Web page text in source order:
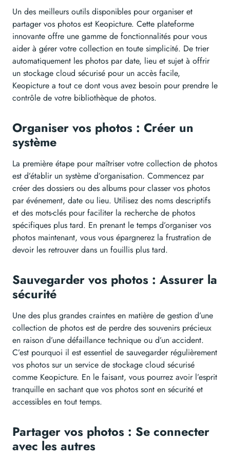
Un des meilleurs outils disponibles pour organiser et
partager vos photos est Keopicture. Cette plateforme
innovante offre une gamme de fonctionnalités pour vous
aider à gérer votre collection en toute simplicité. De trier
automatiquement les photos par date, lieu et sujet à offrir
un stockage cloud sécurisé pour un accès facile,
Keopicture a tout ce dont vous avez besoin pour prendre le
contrôle de votre bibliothèque de photos.
Organiser vos photos : Créer un
système
La première étape pour maîtriser votre collection de photos
est d’établir un système d’organisation. Commencez par
créer des dossiers ou des albums pour classer vos photos
par événement, date ou lieu. Utilisez des noms descriptifs
et des mots-clés pour faciliter la recherche de photos
spécifiques plus tard. En prenant le temps d’organiser vos
photos maintenant, vous vous épargnerez la frustration de
devoir les retrouver dans un fouillis plus tard.
Sauvegarder vos photos : Assurer la
sécurité
Une des plus grandes craintes en matière de gestion d’une
collection de photos est de perdre des souvenirs précieux
en raison d’une défaillance technique ou d’un accident.
C’est pourquoi il est essentiel de sauvegarder régulièrement
vos photos sur un service de stockage cloud sécurisé
comme Keopicture. En le faisant, vous pourrez avoir l’esprit
tranquille en sachant que vos photos sont en sécurité et
accessibles en tout temps.
Partager vos photos : Se connecter
avec les autres